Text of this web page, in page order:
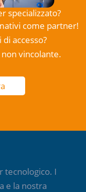
specializzato?
come partner!
accesso?
vincolante.
tecnologico. I
e la nostra